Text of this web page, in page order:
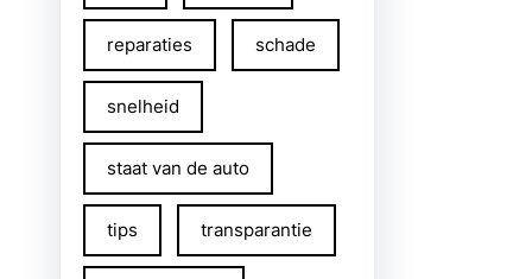
reparaties schade
snelheid
staat van de auto
tips transparantie